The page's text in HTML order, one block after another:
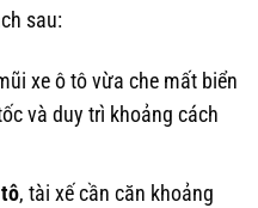
sau:
xe ô tô vừa che mất biển
và duy trì khoảng cách
, tài xế cần căn khoảng